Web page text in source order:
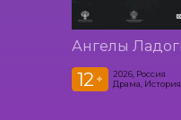
12 +
2026, Россия
Драма, История